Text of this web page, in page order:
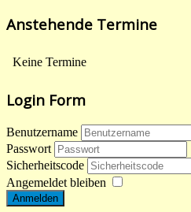
Anstehende Termine
Keine Termine
Login Form
Benutzername
Passwort
Sicherheitscode
Angemeldet bleiben
Anmelden